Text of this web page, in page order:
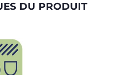
DU PRODUIT